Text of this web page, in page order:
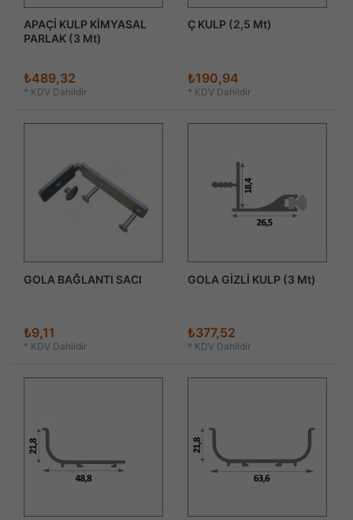
APAÇİ KULP KİMYASAL
PARLAK (3 Mt)
₺489,32
* KDV Dahildir
Ç KULP (2,5 Mt)
₺190,94
* KDV Dahildir
GOLA BAĞLANTI SACI
₺9,11
* KDV Dahildir
GOLA GİZLİ KULP (3 Mt)
₺377,52
* KDV Dahildir